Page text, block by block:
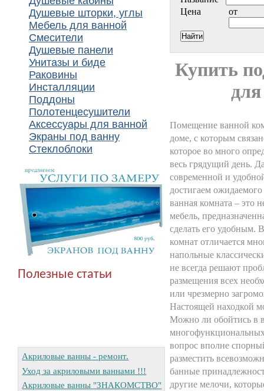
Душевые шторки, углы
Мебель для ванной
Смесители
Душевые панели
Унитазы и биде
Раковины
Инсталляции
Поддоны
Полотенцесушители
Аксессуары для ванной
Экраны под ванну
Стеклоблоки
Полезные статьи
Акриловые ванны - ремонт.
Уход за акриловыми ваннами !!!
Акриловые ванны "ЗНАКОМСТВО"
Цена
от
Купить
Помещение ванной
доме, с которым
которое во много
весь грядущий день.
современной и
достигаем
ванная комната – это
мебель,
сделать его удобным.
комнат отличается
напольные
не всегда решают
размещения всех
или чрезмерно
Настоящей находкой
Можно ли обойтись в
вопрос вполне
разместить
банные
другие мелочи,